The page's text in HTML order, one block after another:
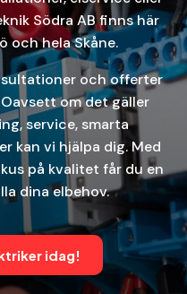
Södra AB finns här
och hela Skåne.
och offerter
om det gäller
service, smarta
kan vi hjälpa dig. Med
på kvalitet får du en
dina elbehov.
idag!